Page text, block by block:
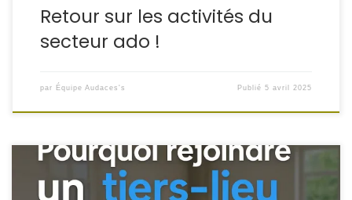
Retour sur les activités du
secteur ado !
par Équipe Audaces's Publié5 avril 2025